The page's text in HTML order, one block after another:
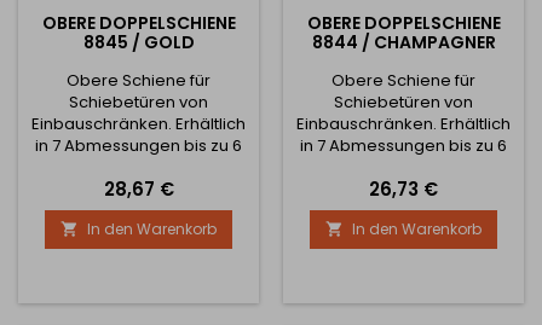
OBERE DOPPELSCHIENE
8845 / GOLD
Obere Schiene für
Schiebetüren von
Einbauschränken. Erhältlich
in 7 Abmessungen bis zu 6
Abmessungen der Schiene
entnehmen Sie bitte den
Bildern
Preis
28,67 €
 In den Warenkorb
OBERE DOPPELSCHIENE
8844 / CHAMPAGNER
Obere Schiene für
Schiebetüren von
Einbauschränken. Erhältlich
in 7 Abmessungen bis zu 6
Abmessungen der Schiene
entnehmen Sie bitte den
Bildern
Preis
26,73 €
 In den Warenkorb